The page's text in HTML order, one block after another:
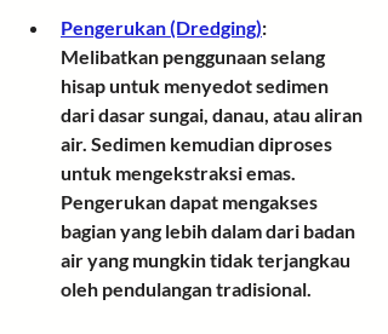
Pengerukan (Dredging):
Melibatkan penggunaan selang
hisap untuk menyedot sedimen
dari dasar sungai, danau, atau aliran
air. Sedimen kemudian diproses
untuk mengekstraksi emas.
Pengerukan dapat mengakses
bagian yang lebih dalam dari badan
air yang mungkin tidak terjangkau
oleh pendulangan tradisional.